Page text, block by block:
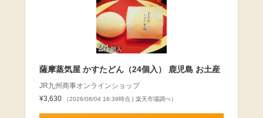
薩摩蒸気屋 かすたどん（24個入） 鹿児島 お土産
JR九州商事オンラインショップ
¥3,630
（2026/08/04 16:39時点 | 楽天市場調べ）